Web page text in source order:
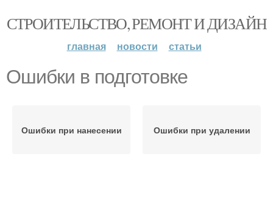
СТРОИТЕЛЬСТВО, РЕМОНТ И ДИЗАЙН
главная новости статьи
Ошибки в подготовке
Ошибки при нанесении Ошибки при удалении